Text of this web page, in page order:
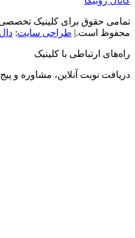
تمامی حقوق برای کلینیک
محفوظ است.| طراحی سایت: دال
راه‌های ارتباطی با کلینیک
دریافت نوبت‌ آنلاین، مشاوره و پیج